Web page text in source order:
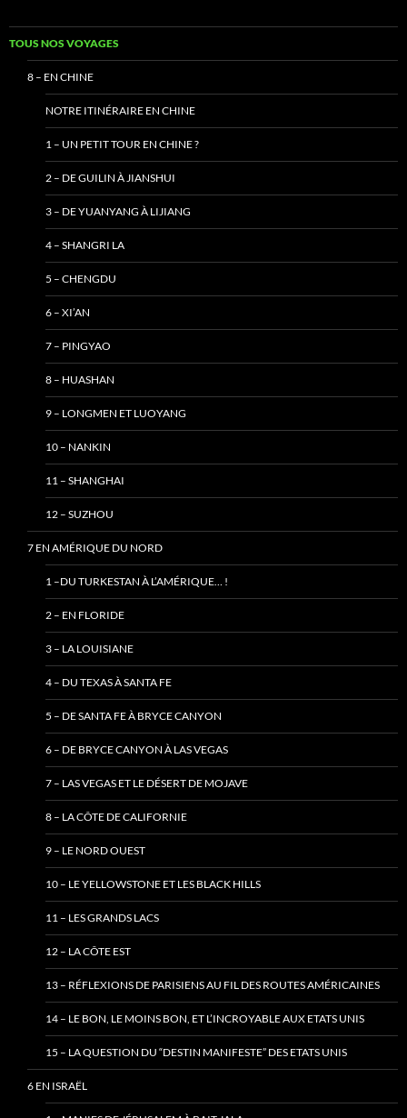
TOUS NOS VOYAGES
8 – EN CHINE
NOTRE ITINÉRAIRE EN CHINE
1 – UN PETIT TOUR EN CHINE ?
2 – DE GUILIN À JIANSHUI
3 – DE YUANYANG À LIJIANG
4 – SHANGRI LA
5 – CHENGDU
6 – XI’AN
7 – PINGYAO
8 – HUASHAN
9 – LONGMEN ET LUOYANG
10 – NANKIN
11 – SHANGHAI
12 – SUZHOU
7 EN AMÉRIQUE DU NORD
1 –DU TURKESTAN À L’AMÉRIQUE… !
2 – EN FLORIDE
3 – LA LOUISIANE
4 – DU TEXAS À SANTA FE
5 – DE SANTA FE À BRYCE CANYON
6 – DE BRYCE CANYON À LAS VEGAS
7 – LAS VEGAS ET LE DÉSERT DE MOJAVE
8 – LA CÔTE DE CALIFORNIE
9 – LE NORD OUEST
10 – LE YELLOWSTONE ET LES BLACK HILLS
11 – LES GRANDS LACS
12 – LA CÔTE EST
13 – RÉFLEXIONS DE PARISIENS AU FIL DES ROUTES AMÉRICAINES
14 – LE BON, LE MOINS BON, ET L’INCROYABLE AUX ETATS UNIS
15 – LA QUESTION DU “DESTIN MANIFESTE” DES ETATS UNIS
6 EN ISRAËL